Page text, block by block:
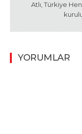
Atlı, Türkiye
YORUMLAR